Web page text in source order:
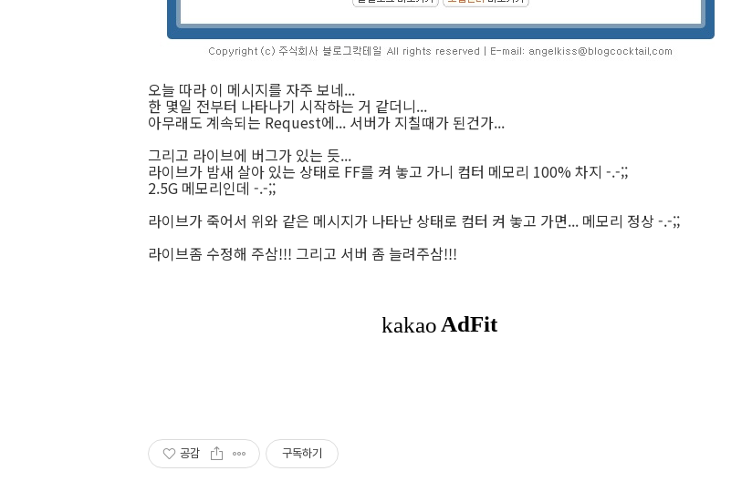
오늘 따라 이 메시지를 자주 보네...
한 몇일 전부터 나타나기 시작하는 거 같더니...
아무래도 계속되는 Request에... 서버가 지칠때가 된건가...
그리고 라이브에 버그가 있는 듯...
라이브가 밤새 살아 있는 상태로 FF를 켜 놓고 가니 컴터 메모리 100% 차지 -.-;;
2.5G 메모리인데 -.-;;
라이브가 죽어서 위와 같은 메시지가 나타난 상태로 컴터 켜 놓고 가면... 메모리 정상 -.-;;
라이브좀 수정해 주삼!!! 그리고 서버 좀 늘려주삼!!!
공감 구독하기